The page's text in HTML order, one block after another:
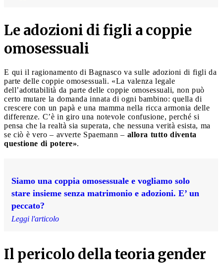
Le adozioni di figli a coppie
omosessuali
E qui il ragionamento di Bagnasco va sulle adozioni di figli da
parte delle coppie omosessuali. «La valenza legale
dell’adottabilità da parte delle coppie omosessuali, non può
certo mutare la domanda innata di ogni bambino: quella di
crescere con un papà e una mamma nella ricca armonia delle
differenze. C’è in giro una notevole confusione, perché si
pensa che la realtà sia superata, che nessuna verità esista, ma
se ciò è vero – avverte Spaemann – allora tutto diventa
questione di potere».
Siamo una coppia omosessuale e vogliamo solo
stare insieme senza matrimonio e adozioni. E’ un
peccato?
Leggi l'articolo
Il pericolo della teoria gender